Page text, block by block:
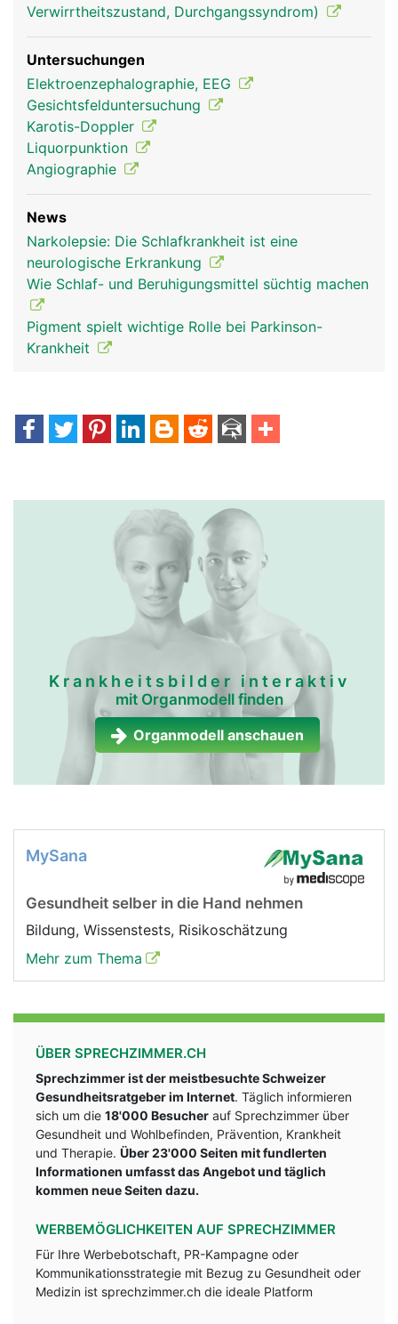
Verwirrtheitszustand, Durchgangssyndrom)
Untersuchungen
Elektroenzephalographie, EEG
Gesichtsfelduntersuchung
Karotis-Doppler
Liquorpunktion
Angiographie
News
Narkolepsie: Die Schlafkrankheit ist eine
neurologische Erkrankung
Wie Schlaf- und Beruhigungsmittel süchtig machen
Pigment spielt wichtige Rolle bei Parkinson-
Krankheit
Krankheitsbilder interaktiv
mit Organmodell finden
Organmodell anschauen
MySana
Gesundheit selber in die Hand nehmen
Bildung, Wissenstests, Risikoschätzung
Mehr zum Thema
ÜBER SPRECHZIMMER.CH
Sprechzimmer ist der meistbesuchte Schweizer
Gesundheitsratgeber im Internet. Täglich informieren
sich um die 18'000 Besucher auf Sprechzimmer über
Gesundheit und Wohlbefinden, Prävention, Krankheit
und Therapie. Über 23'000 Seiten mit fundlerten
Informationen umfasst das Angebot und täglich
kommen neue Seiten dazu.
WERBEMÖGLICHKEITEN AUF SPRECHZIMMER
Für Ihre Werbebotschaft, PR-Kampagne oder
Kommunikationsstrategie mit Bezug zu Gesundheit oder
Medizin ist sprechzimmer.ch die ideale Platform